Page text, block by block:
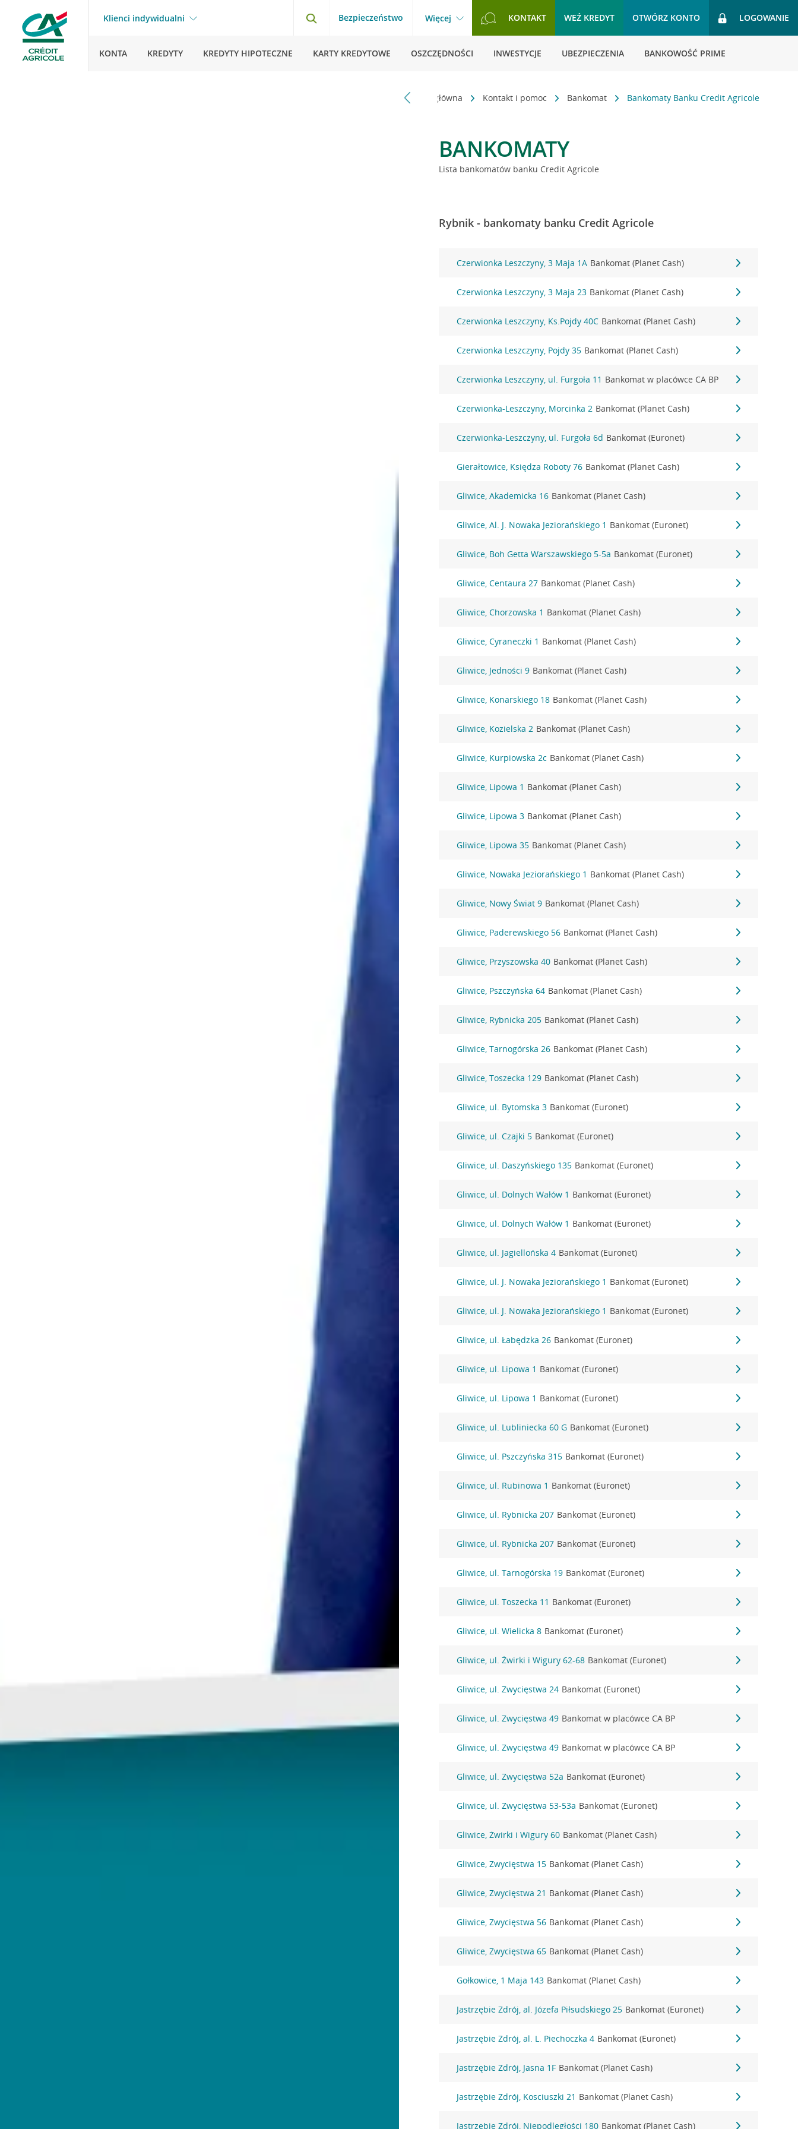
Klienci indywidualni Bezpieczeństwo Więcej KONTAKT WEŹ KREDYT OTWÓRZ KONTO LOGOWANIE
KONTA KREDYTY KREDYTY HIPOTECZNE KARTY KREDYTOWE OSZCZĘDNOŚCI INWESTYCJE UBEZPIECZENIA BANKOWOŚĆ PRIME
Strona główna Kontakt i pomoc Bankomat Bankomaty Banku Credit Agricole
BANKOMATY
Lista bankomatów banku Credit Agricole
Rybnik - bankomaty banku Credit Agricole
Czerwionka Leszczyny, 3 Maja 1A Bankomat (Planet Cash)
Czerwionka Leszczyny, 3 Maja 23 Bankomat (Planet Cash)
Czerwionka Leszczyny, Ks.Pojdy 40C Bankomat (Planet Cash)
Czerwionka Leszczyny, Pojdy 35 Bankomat (Planet Cash)
Czerwionka Leszczyny, ul. Furgoła 11 Bankomat w placówce CA BP
Czerwionka-Leszczyny, Morcinka 2 Bankomat (Planet Cash)
Czerwionka-Leszczyny, ul. Furgoła 6d Bankomat (Euronet)
Gierałtowice, Księdza Roboty 76 Bankomat (Planet Cash)
Gliwice, Akademicka 16 Bankomat (Planet Cash)
Gliwice, Al. J. Nowaka Jeziorańskiego 1 Bankomat (Euronet)
Gliwice, Boh Getta Warszawskiego 5-5a Bankomat (Euronet)
Gliwice, Centaura 27 Bankomat (Planet Cash)
Gliwice, Chorzowska 1 Bankomat (Planet Cash)
Gliwice, Cyraneczki 1 Bankomat (Planet Cash)
Gliwice, Jedności 9 Bankomat (Planet Cash)
Gliwice, Konarskiego 18 Bankomat (Planet Cash)
Gliwice, Kozielska 2 Bankomat (Planet Cash)
Gliwice, Kurpiowska 2c Bankomat (Planet Cash)
Gliwice, Lipowa 1 Bankomat (Planet Cash)
Gliwice, Lipowa 3 Bankomat (Planet Cash)
Gliwice, Lipowa 35 Bankomat (Planet Cash)
Gliwice, Nowaka Jeziorańskiego 1 Bankomat (Planet Cash)
Gliwice, Nowy Świat 9 Bankomat (Planet Cash)
Gliwice, Paderewskiego 56 Bankomat (Planet Cash)
Gliwice, Przyszowska 40 Bankomat (Planet Cash)
Gliwice, Pszczyńska 64 Bankomat (Planet Cash)
Gliwice, Rybnicka 205 Bankomat (Planet Cash)
Gliwice, Tarnogórska 26 Bankomat (Planet Cash)
Gliwice, Toszecka 129 Bankomat (Planet Cash)
Gliwice, ul. Bytomska 3 Bankomat (Euronet)
Gliwice, ul. Czajki 5 Bankomat (Euronet)
Gliwice, ul. Daszyńskiego 135 Bankomat (Euronet)
Gliwice, ul. Dolnych Wałów 1 Bankomat (Euronet)
Gliwice, ul. Dolnych Wałów 1 Bankomat (Euronet)
Gliwice, ul. Jagiellońska 4 Bankomat (Euronet)
Gliwice, ul. J. Nowaka Jeziorańskiego 1 Bankomat (Euronet)
Gliwice, ul. J. Nowaka Jeziorańskiego 1 Bankomat (Euronet)
Gliwice, ul. Łabędzka 26 Bankomat (Euronet)
Gliwice, ul. Lipowa 1 Bankomat (Euronet)
Gliwice, ul. Lipowa 1 Bankomat (Euronet)
Gliwice, ul. Lubliniecka 60 G Bankomat (Euronet)
Gliwice, ul. Pszczyńska 315 Bankomat (Euronet)
Gliwice, ul. Rubinowa 1 Bankomat (Euronet)
Gliwice, ul. Rybnicka 207 Bankomat (Euronet)
Gliwice, ul. Rybnicka 207 Bankomat (Euronet)
Gliwice, ul. Tarnogórska 19 Bankomat (Euronet)
Gliwice, ul. Toszecka 11 Bankomat (Euronet)
Gliwice, ul. Wielicka 8 Bankomat (Euronet)
Gliwice, ul. Żwirki i Wigury 62-68 Bankomat (Euronet)
Gliwice, ul. Zwycięstwa 24 Bankomat (Euronet)
Gliwice, ul. Zwycięstwa 49 Bankomat w placówce CA BP
Gliwice, ul. Zwycięstwa 49 Bankomat w placówce CA BP
Gliwice, ul. Zwycięstwa 52a Bankomat (Euronet)
Gliwice, ul. Zwycięstwa 53-53a Bankomat (Euronet)
Gliwice, Żwirki i Wigury 60 Bankomat (Planet Cash)
Gliwice, Zwycięstwa 15 Bankomat (Planet Cash)
Gliwice, Zwycięstwa 21 Bankomat (Planet Cash)
Gliwice, Zwycięstwa 56 Bankomat (Planet Cash)
Gliwice, Zwycięstwa 65 Bankomat (Planet Cash)
Gołkowice, 1 Maja 143 Bankomat (Planet Cash)
Jastrzębie Zdrój, al. Józefa Piłsudskiego 25 Bankomat (Euronet)
Jastrzębie Zdrój, al. L. Piechoczka 4 Bankomat (Euronet)
Jastrzębie Zdrój, Jasna 1F Bankomat (Planet Cash)
Jastrzębie Zdrój, Kosciuszki 21 Bankomat (Planet Cash)
Jastrzębie Zdrój, Niepodległości 180 Bankomat (Planet Cash)